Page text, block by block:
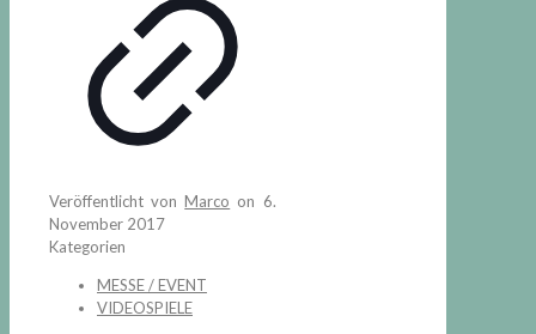
Veröffentlicht vonMarco on 6.
November 2017
Kategorien
MESSE / EVENT
VIDEOSPIELE